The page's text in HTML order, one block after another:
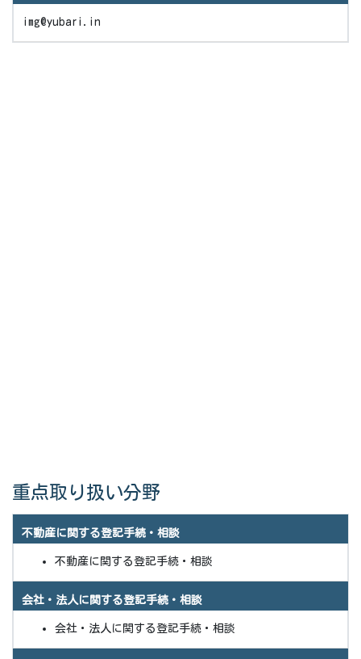
img@yubari.in
重点取り扱い分野
不動産に関する登記手続・相談
不動産に関する登記手続・相談
会社・法人に関する登記手続・相談
会社・法人に関する登記手続・相談